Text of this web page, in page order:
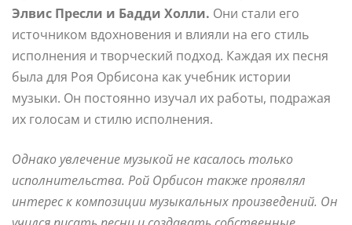
Элвис Пресли и Бадди Холли. Они стали его
источником вдохновения и влияли на его стиль
исполнения и творческий подход. Каждая их песня
была для Роя Орбисона как учебник истории
музыки. Он постоянно изучал их работы, подражая
их голосам и стилю исполнения.
Однако увлечение музыкой не касалось только
исполнительства. Рой Орбисон также проявлял
интерес к композиции музыкальных произведений. Он